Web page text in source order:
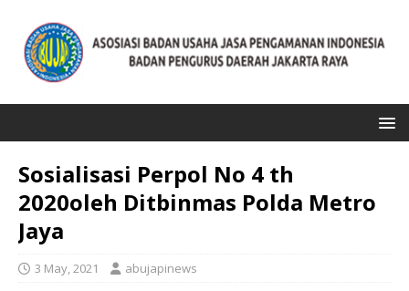
Sosialisasi Perpol No 4 th
2020oleh Ditbinmas Polda Metro
Jaya
3 May, 2021 abujapinews